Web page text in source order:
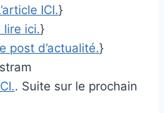
ICI.}
lire ici.}
post d’actualité.}
. Suite sur le prochain